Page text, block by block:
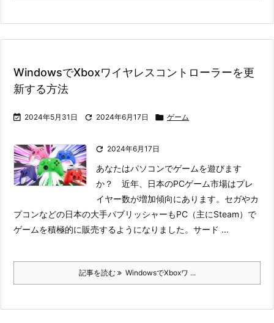
WindowsでXboxワイヤレスコントローラーを更
新する方法
 2024年5月31日  2024年6月17日  ゲーム
 2024年6月17日
あなたはパソコンでゲームを遊びます
か？ 近年、日本のPCゲーム市場はプレ
イヤー数が増加傾向にあります。セガやカ
プコンなどの日本の大手パブリッシャーもPC（主にSteam）で
ゲームを積極的に販売するようになりました。 サード ...
記事を読む WindowsでXboxワ ...